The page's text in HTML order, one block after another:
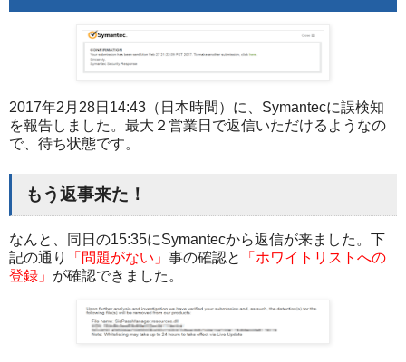
2017年2月28日14:43（日本時間）に、Symantecに誤検知
を報告しました。最大２営業日で返信いただけるようなの
で、待ち状態です。
もう返事来た！
なんと、同日の15:35にSymantecから返信が来ました。下
記の通り
「問題がない」 事の確認と
「ホワイトリストへの
登録」 が確認できました。